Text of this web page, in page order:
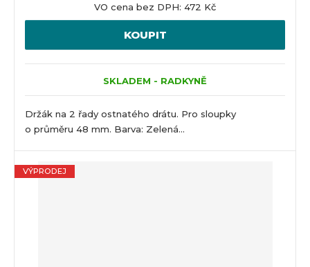
VO cena bez DPH: 472 Kč
KOUPIT
SKLADEM - RADKYNĚ
Držák na 2 řady ostnatého drátu. Pro sloupky
o průměru 48 mm. Barva: Zelená...
VÝPRODEJ